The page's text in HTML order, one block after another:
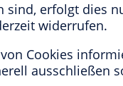
erfolgt dies
widerrufen.
Cookies
ausschließen